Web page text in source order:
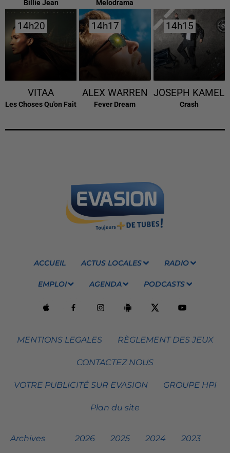
Billie Jean Melodrama
14h20
14h20
VITAA
Les Choses Qu'on Fait
14h17
14h17
ALEX WARREN
Fever Dream
14h15
14h15
JOSEPH KAMEL
Crash
ACCUEIL ACTUS LOCALES RADIO
EMPLOI AGENDA PODCASTS
MENTIONS LEGALES RÈGLEMENT DES JEUX
CONTACTEZ NOUS
VOTRE PUBLICITÉ SUR EVASION GROUPE HPI
Plan du site
Archives 2026 2025 2024 2023